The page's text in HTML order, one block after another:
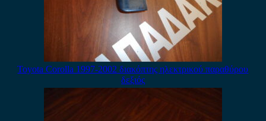
Toyota Corolla 1997-2002 διακόπτης ηλεκτρικού παραθύρου
δεξιός